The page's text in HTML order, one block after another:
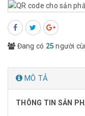
Đang có 25 người
MÔ TẢ
THÔNG TIN SẢN